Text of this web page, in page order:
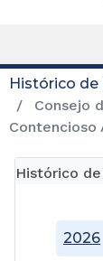
Histórico de
Consejo
Contencioso
Histórico
2026